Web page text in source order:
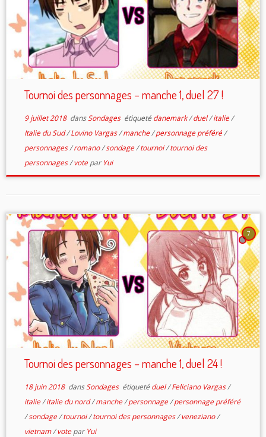
Tournoi des personnages – manche 1, duel 27 !
9 juillet 2018dansSondages étiqueté danemark/duel/italie/
Italie du Sud/Lovino Vargas/manche/personnage préféré/
personnages/romano/sondage/tournoi/tournoi des
personnages/votepar Yui
7
Tournoi des personnages – manche 1, duel 24 !
18 juin 2018dansSondages étiqueté duel/Feliciano Vargas/
italie/italie du nord/manche/personnage/personnage préféré
/sondage/tournoi/tournoi des personnages/veneziano/
vietnam/votepar Yui